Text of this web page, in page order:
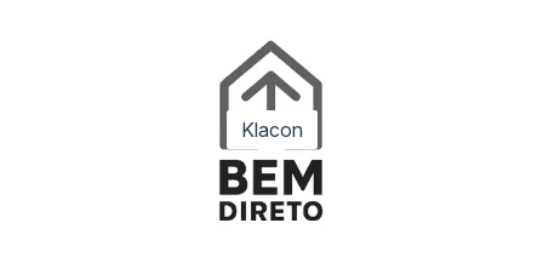
Klacon